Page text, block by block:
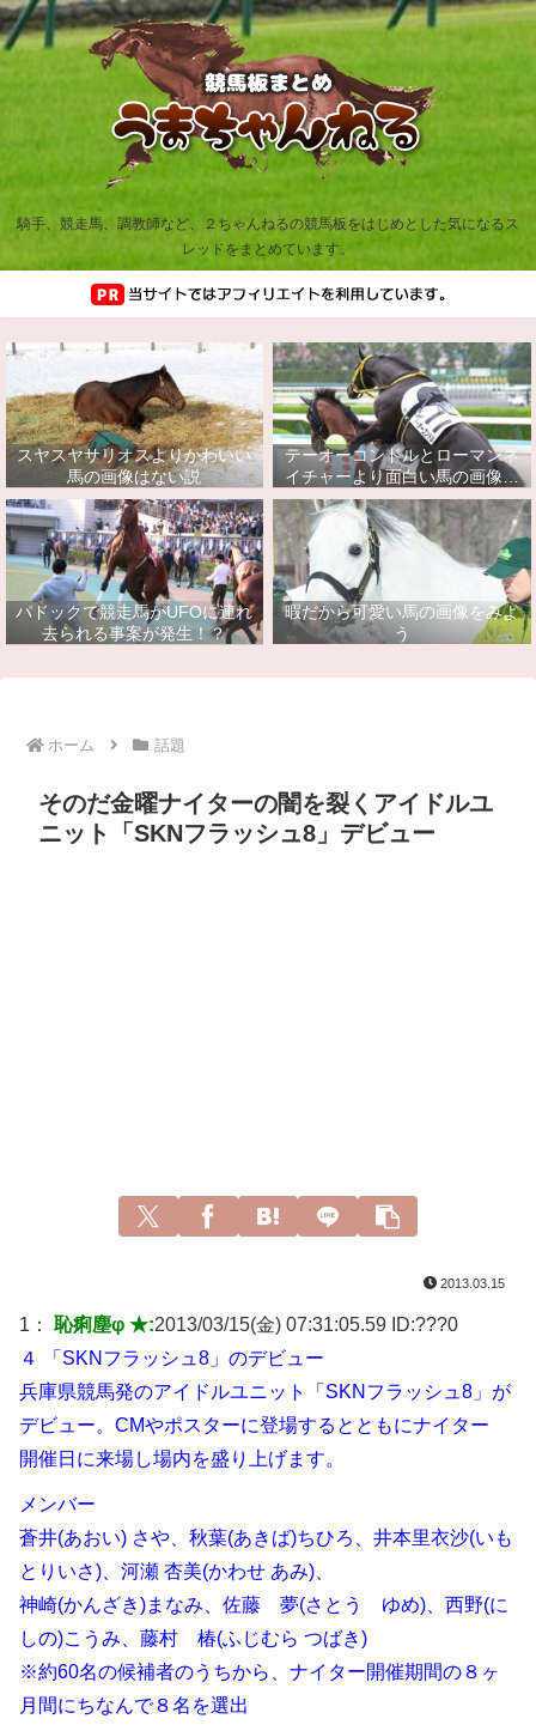
騎手、競走馬、調教師など、２ちゃんねるの競馬板をはじめとした気になるス
レッドをまとめています。
スヤスヤサリオスよりかわいい
馬の画像はない説
テーオーコンドルとローマンネ
イチャーより面白い馬の画像っ
てあるの？
パドックで競走馬がUFOに連れ
去られる事案が発生！？
暇だから可愛い馬の画像をみよ
う
ホーム 話題
そのだ金曜ナイターの闇を裂くアイドルユ
ニット「SKNフラッシュ8」デビュー
2013.03.15
1： 恥痢塵φ ★:2013/03/15(金) 07:31:05.59 ID:???0
４ 「SKNフラッシュ8」のデビュー
兵庫県競馬発のアイドルユニット「SKNフラッシュ8」が
デビュー。CMやポスターに登場するとともにナイター
開催日に来場し場内を盛り上げます。
メンバー
蒼井(あおい) さや、秋葉(あきば)ちひろ、井本里衣沙(いも
とりいさ)、河瀬 杏美(かわせ あみ)、
神崎(かんざき)まなみ、佐藤 夢(さとう ゆめ)、西野(に
しの)こうみ、藤村 椿(ふじむら つばき)
※約60名の候補者のうちから、ナイター開催期間の８ヶ
月間にちなんで８名を選出